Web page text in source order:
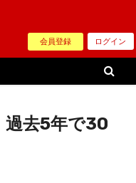
会員登録 ログイン
過去5年で30